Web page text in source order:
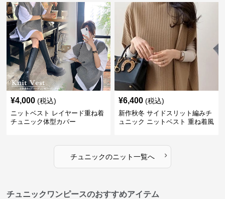
¥4,000 (税込)
ニットベスト レイヤード重ね着
チュニック体型カバー
¥6,400 (税込)
新作秋冬 サイドスリット編みチ
ュニック ニットベスト 重ね着風
チュニックのニット一覧へ ›
チュニックワンピースのおすすめアイテム